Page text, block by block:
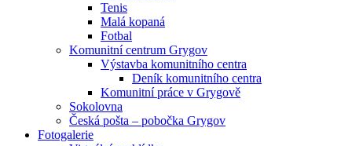
Tenis
Malá kopaná
Fotbal
Komunitní centrum Grygov
Výstavba komunitního centra
Deník komunitního centra
Komunitní práce v Grygově
Sokolovna
Česká pošta – pobočka Grygov
Fotogalerie